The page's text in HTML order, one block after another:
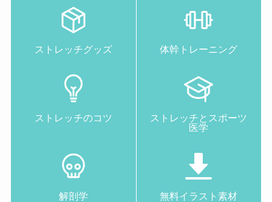
ストレッチグッズ 体幹トレーニング
ストレッチのコツ
ストレッチとスポーツ
医学
解剖学 無料イラスト素材